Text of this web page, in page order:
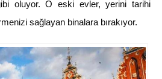
oluyor. O eski evler, yerini tarihi
sağlayan binalara bırakıyor.